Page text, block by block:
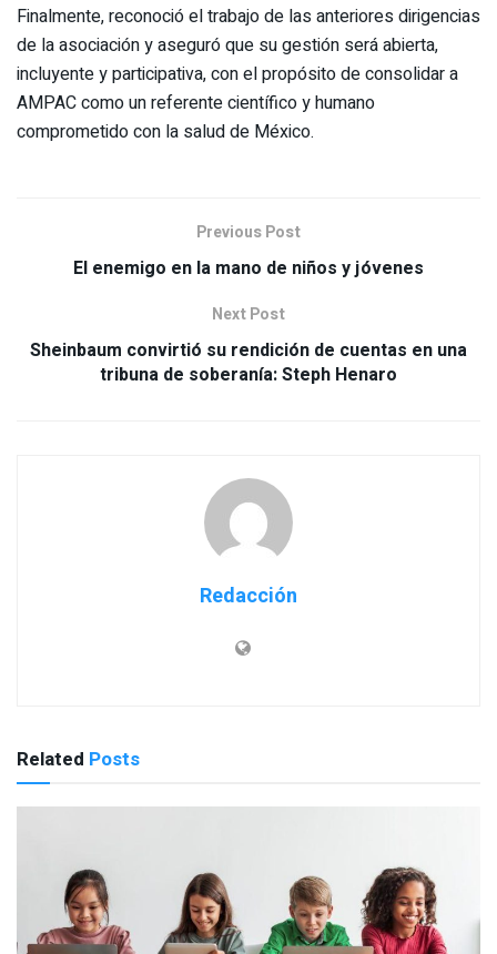
Finalmente, reconoció el trabajo de las anteriores dirigencias
de la asociación y aseguró que su gestión será abierta,
incluyente y participativa, con el propósito de consolidar a
AMPAC como un referente científico y humano
comprometido con la salud de México.
Previous Post
El enemigo en la mano de niños y jóvenes
Next Post
Sheinbaum convirtió su rendición de cuentas en una
tribuna de soberanía: Steph Henaro
Redacción
Related Posts